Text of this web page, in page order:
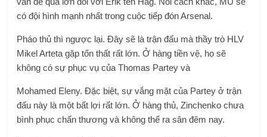
có đội hình mạnh nhất trong cuộc tiếp đón Arsenal.
Pháo thủ thì ngược lại. Đây sẽ là trận đấu mà thầy trò HLV
Mikel Arteta gặp tổn thất rất lớn. Ở hàng tiền vệ, họ sẽ
không có sự phục vụ của Thomas Partey và
Mohamed Eleny. Đặc biệt, sự vắng mặt của Partey ở trận
đấu này là một bất lợi rất lớn. Ở hàng thủ, Zinchenko chưa
bình phục chấn thương và không thể ra sân đêm nay.